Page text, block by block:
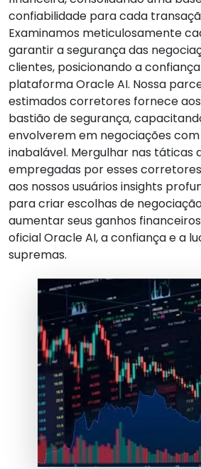
confiabilidade para cada
Examinamos meticulosamente
garantir a segurança das
clientes, posicionando a
plataforma Oracle AI. Nossa
estimados corretores fornece
bastião de segurança,
envolverem em negociações
inabalável. Mergulhar nas táticas
empregadas por esses
aos nossos usuários insights
para criar escolhas de
aumentar seus ganhos
oficial Oracle AI, a confiança e a
supremas.